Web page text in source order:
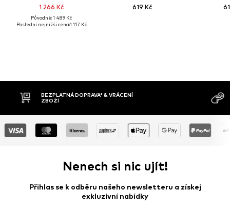
1 266 Kč
Původně: 1 489 Kč
Poslední nejnižší cena:1 117 Kč
619 Kč
DOBÍRKA
MOŽNOST
Nenech si nic ujít!
Přihlas se k odběru našeho newsletteru a získej
exkluzivní nabídky